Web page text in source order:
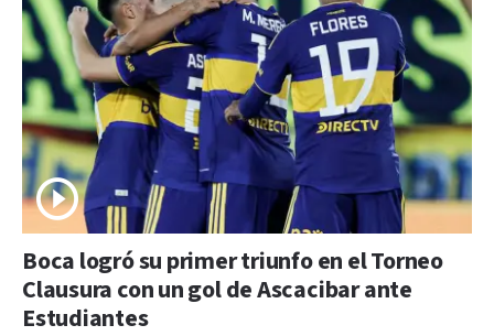
Boca logró su primer triunfo en el Torneo
Clausura con un gol de Ascacibar ante
Estudiantes